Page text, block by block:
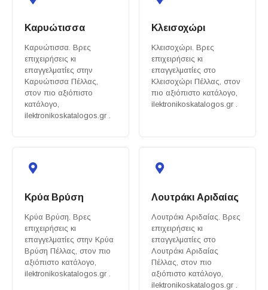
Καρυώτισσα
Καρυώτισσα. Βρες
επιχειρήσεις κι
επαγγελματίες στην
Καρυώτισσα Πέλλας,
στον πιο αξιόπιστο
κατάλογο,
ilektronikoskatalogos.gr .
Κλεισοχώρι
Κλεισοχώρι. Βρες
επιχειρήσεις κι
επαγγελματίες στο
Κλεισοχώρι Πέλλας, στον
πιο αξιόπιστο κατάλογο,
ilektronikoskatalogos.gr .
Κρύα Βρύση
Κρύα Βρύση. Βρες
επιχειρήσεις κι
επαγγελματίες στην Κρύα
Βρύση Πέλλας, στον πιο
αξιόπιστο κατάλογο,
ilektronikoskatalogos.gr .
Λουτράκι Αριδαίας
Λουτράκι Αριδαίας. Βρες
επιχειρήσεις κι
επαγγελματίες στο
Λουτράκι Αριδαίας
Πέλλας, στον πιο
αξιόπιστο κατάλογο,
ilektronikoskatalogos.gr .